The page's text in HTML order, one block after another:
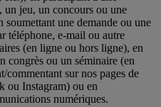
un jeu, un concours ou une
une demande ou une
téléphone, e-mail ou autre
(en ligne ou hors ligne), en
congrès ou un séminaire (en
sur nos pages de
ou Instagram) ou en
numériques.